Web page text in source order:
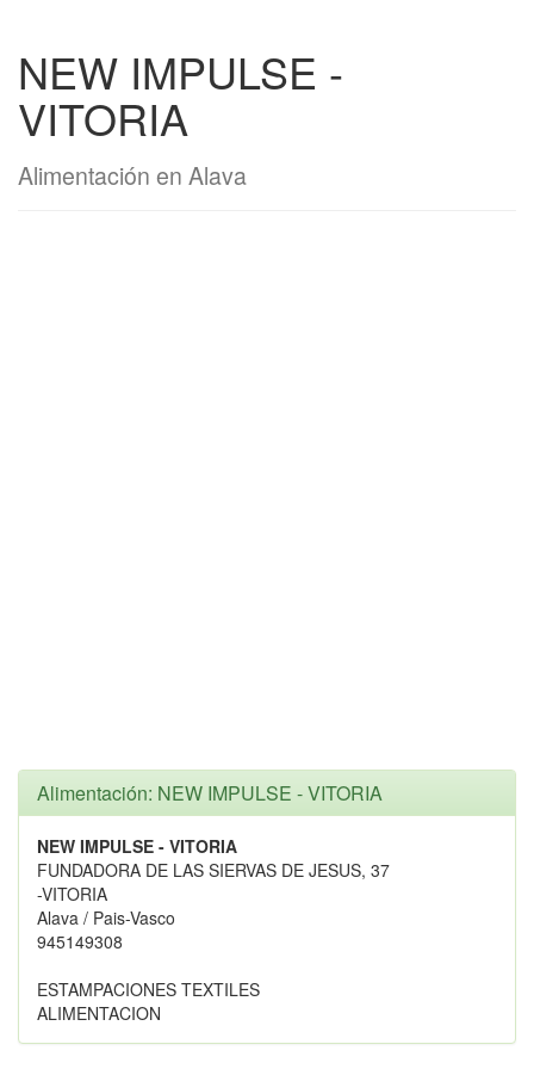
NEW IMPULSE -
VITORIA
Alimentación en Alava
Alimentación: NEW IMPULSE - VITORIA
NEW IMPULSE - VITORIA
FUNDADORA DE LAS SIERVAS DE JESUS, 37
-VITORIA
Alava / Pais-Vasco
945149308
ESTAMPACIONES TEXTILES
ALIMENTACION